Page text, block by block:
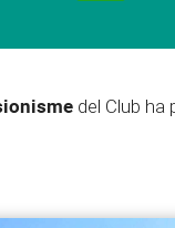
del Club ha